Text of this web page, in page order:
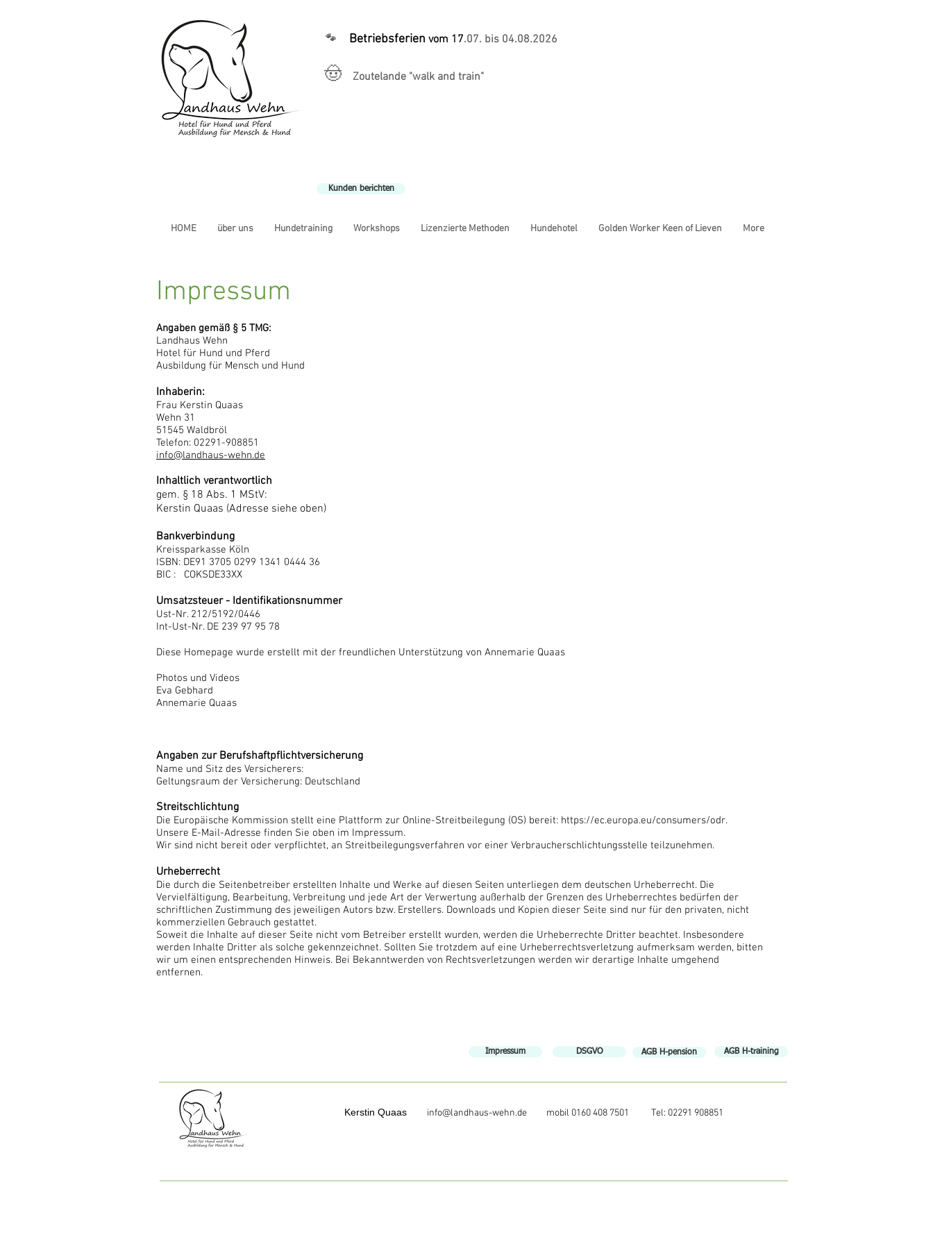
🐾 Betriebsferien vom 17.07. bis 04.08.2026
🤠 Zoutelande "walk and train"
Kunden berichten
HOME über uns Hundetraining Workshops Lizenzierte Methoden Hundehotel Golden Worker Keen of Lieven More
Impressum
Angaben gemäß § 5 TMG:
Landhaus Wehn
Hotel für Hund und Pferd
Ausbildung für Mensch und Hund
Inhaberin:
Frau Kerstin Quaas
Wehn 31
51545 Waldbröl
Telefon: 02291-908851
info@landhaus-wehn.de
Inhaltlich verantwortlich
gem. § 18 Abs. 1 MStV:
Kerstin Quaas (Adresse siehe oben)
Bankverbindung
Kreissparkasse Köln
ISBN: DE91 3705 0299 1341 0444 36
BIC : COKSDE33XX
Umsatzsteuer - Identifikationsnummer
Ust-Nr. 212/5192/0446
Int-Ust-Nr. DE 239 97 95 78
Diese Homepage wurde erstellt mit der freundlichen Unterstützung von Annemarie Quaas
Photos und Videos
Eva Gebhard
Annemarie Quaas
Angaben zur Berufshaftpflichtversicherung
Name und Sitz des Versicherers:
Geltungsraum der Versicherung: Deutschland
Streitschlichtung
Die Europäische Kommission stellt eine Plattform zur Online-Streitbeilegung (OS) bereit: https://ec.europa.eu/consumers/odr.
Unsere E-Mail-Adresse finden Sie oben im Impressum.
Wir sind nicht bereit oder verpflichtet, an Streitbeilegungsverfahren vor einer Verbraucherschlichtungsstelle teilzunehmen.
Urheberrecht
Die durch die Seitenbetreiber erstellten Inhalte und Werke auf diesen Seiten unterliegen dem deutschen Urheberrecht. Die
Vervielfältigung, Bearbeitung, Verbreitung und jede Art der Verwertung außerhalb der Grenzen des Urheberrechtes bedürfen der
schriftlichen Zustimmung des jeweiligen Autors bzw. Erstellers. Downloads und Kopien dieser Seite sind nur für den privaten, nicht
kommerziellen Gebrauch gestattet.
Soweit die Inhalte auf dieser Seite nicht vom Betreiber erstellt wurden, werden die Urheberrechte Dritter beachtet. Insbesondere
werden Inhalte Dritter als solche gekennzeichnet. Sollten Sie trotzdem auf eine Urheberrechtsverletzung aufmerksam werden, bitten
wir um einen entsprechenden Hinweis. Bei Bekanntwerden von Rechtsverletzungen werden wir derartige Inhalte umgehend
entfernen.
Impressum DSGVO AGB H-pension AGB H-training
Kerstin Quaas info@landhaus-wehn.de mobil 0160 408 7501 Tel: 02291 908851